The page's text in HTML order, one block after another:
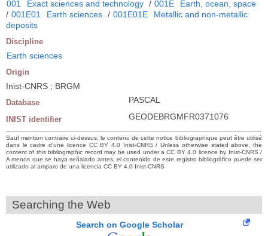
001 Exact sciences and technology / 001E
Earth, ocean, space
/ 001E01 Earth sciences / 001E01E
Metallic and non-metallic
deposits
Discipline
Earth sciences
Origin
Inist-CNRS ; BRGM
Database PASCAL
INIST identifier GEODEBRGMFR0371076
Sauf mention contraire ci-dessus, le contenu de cette notice bibliographique peut être utilisé
dans le cadre d’une licence CC BY 4.0 Inist-CNRS / Unless otherwise stated above, the
content of this bibliographic record may be used under a CC BY 4.0 licence by Inist-CNRS /
A menos que se haya señalado antes, el contenido de este registro bibliográfico puede ser
utilizado al amparo de una licencia CC BY 4.0 Inist-CNRS
Searching the Web
Search on Google Scholar